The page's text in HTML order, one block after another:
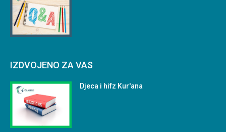
IZDVOJENO ZA VAS
Djeca i hifz Kur'ana